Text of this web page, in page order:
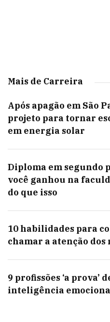
Mais de Carreira
Após apagão em São
projeto para tornar
em energia solar
Diploma em segundo
você ganhou na
do que isso
10 habilidades para
chamar a atenção
9 profissões ‘a prova’
inteligência